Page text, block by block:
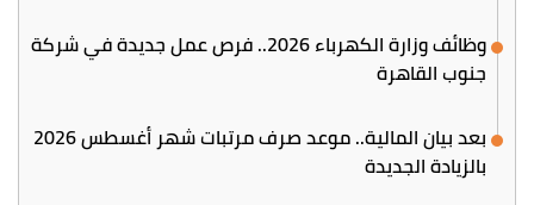
وظائف وزارة الكهرباء 2026.. فرص عمل جديدة في شركة
جنوب القاهرة
بعد بيان المالية.. موعد صرف مرتبات شهر أغسطس 2026
بالزيادة الجديدة